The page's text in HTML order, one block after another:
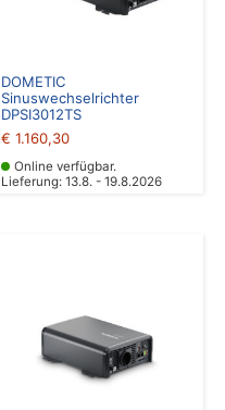
DOMETIC
Sinuswechselrichter
DPSI3012TS
€ 1.160,30
Online verfügbar.
Lieferung: 13.8. - 19.8.2026